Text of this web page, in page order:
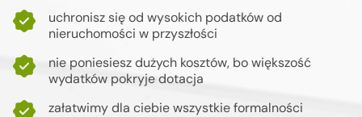
uchronisz się od wysokich podatków od
nieruchomości w przyszłości
nie poniesiesz dużych kosztów, bo większość
wydatków pokryje dotacja
załatwimy dla ciebie wszystkie formalności